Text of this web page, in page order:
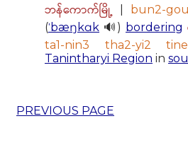
ဘန်ကောက်မြို့ bun2-
(ˈbæŋkɑk 🔊) bordering
ta1-nin3 tha2-yi2
Tanintharyi Region in
PREVIOUS PAGE